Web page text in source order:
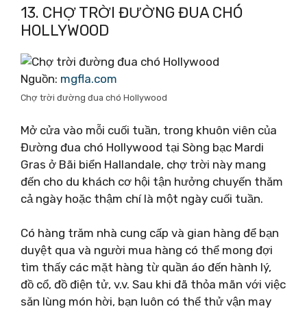
13. CHỢ TRỜI ĐƯỜNG ĐUA CHÓ
HOLLYWOOD
Nguồn: mgfla.com
Chợ trời đường đua chó Hollywood
Mở cửa vào mỗi cuối tuần, trong khuôn viên của
Đường đua chó Hollywood tại Sòng bạc Mardi
Gras ở Bãi biển Hallandale, chợ trời này mang
đến cho du khách cơ hội tận hưởng chuyến thăm
cả ngày hoặc thậm chí là một ngày cuối tuần.
Có hàng trăm nhà cung cấp và gian hàng để bạn
duyệt qua và người mua hàng có thể mong đợi
tìm thấy các mặt hàng từ quần áo đến hành lý,
đồ cổ, đồ điện tử, v.v. Sau khi đã thỏa mãn với việc
săn lùng món hời, bạn luôn có thể thử vận ​​​​may